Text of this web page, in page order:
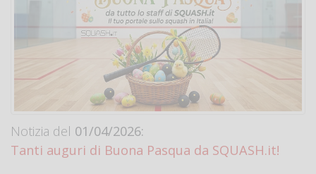
Notizia del 01/04/2026:
Tanti auguri di Buona Pasqua da SQUASH.it!